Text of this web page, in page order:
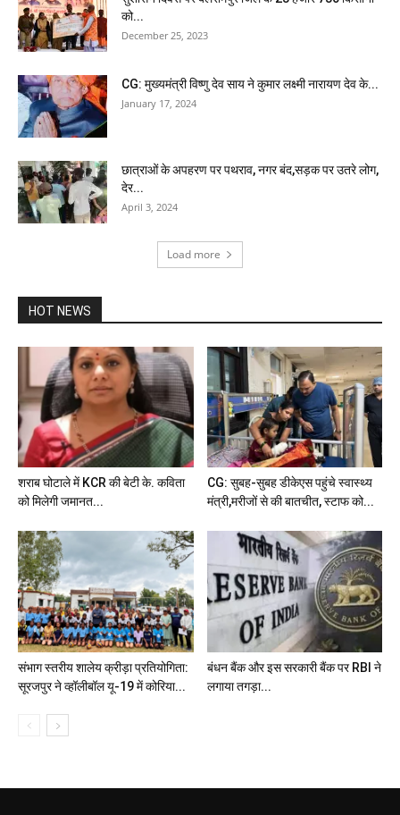
को...
December 25, 2023
CG: मुख्यमंत्री विष्णु देव साय ने कुमार लक्ष्मी नारायण देव के...
January 17, 2024
छात्राओं के अपहरण पर पथराव, नगर बंद,सड़क पर उतरे लोग,
देर...
April 3, 2024
Load more
HOT NEWS
शराब घोटाले में KCR की बेटी के. कविता
को मिलेगी जमानत...
CG: सुबह-सुबह डीकेएस पहुंचे स्वास्थ्य
मंत्री,मरीजों से की बातचीत, स्टाफ को...
संभाग स्तरीय शालेय क्रीड़ा प्रतियोगिता:
सूरजपुर ने व्हॉलीबॉल यू-19 में कोरिया...
बंधन बैंक और इस सरकारी बैंक पर RBI ने
लगाया तगड़ा...